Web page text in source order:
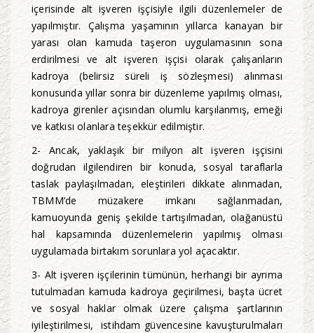
içerisinde alt işveren işçisiyle ilgili düzenlemeler de
yapılmıştır. Çalışma yaşamının yıllarca kanayan bir
yarası olan kamuda taşeron uygulamasının sona
erdirilmesi ve alt işveren işçisi olarak çalışanların
kadroya (belirsiz süreli iş sözleşmesi) alınması
konusunda yıllar sonra bir düzenleme yapılmış olması,
kadroya girenler açısından olumlu karşılanmış, emeği
ve katkısı olanlara teşekkür edilmiştir.
2- Ancak, yaklaşık bir milyon alt işveren işçisini
doğrudan ilgilendiren bir konuda, sosyal taraflarla
taslak paylaşılmadan, eleştirileri dikkate alınmadan,
TBMM’de müzakere imkanı sağlanmadan,
kamuoyunda geniş şekilde tartışılmadan, olağanüstü
hal kapsamında düzenlemelerin yapılmış olması
uygulamada birtakım sorunlara yol açacaktır.
3- Alt işveren işçilerinin tümünün, herhangi bir ayrıma
tutulmadan kamuda kadroya geçirilmesi, başta ücret
ve sosyal haklar olmak üzere çalışma şartlarının
iyileştirilmesi, istihdam güvencesine kavuşturulmaları